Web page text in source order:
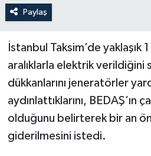
Paylaş
İstanbul Taksim’de yaklaşık
aralıklarla elektrik verildiğini
dükkanlarını jeneratörler
aydınlattıklarını, BEDAŞ’ın
olduğunu belirterek bir an
giderilmesini istedi.